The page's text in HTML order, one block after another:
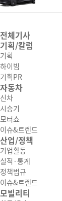
전체기사
기획/칼럼
기획
하이빔
기획PR
자동차
신차
시승기
모터쇼
이슈&트렌드
산업/정책
기업활동
실적·통계
정책법규
이슈&트렌드
모빌리티